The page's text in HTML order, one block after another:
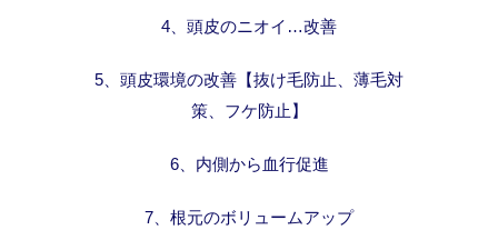
4、頭皮のニオイ…改善
5、頭皮環境の改善【抜け毛防止、薄毛対
策、フケ防止】
6、内側から血行促進
7、根元のボリュームアップ